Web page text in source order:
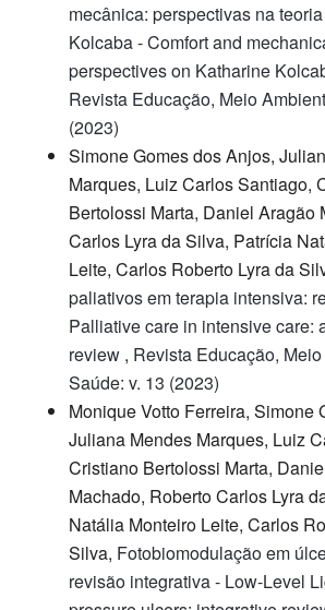
mecânica: perspectivas na
Kolcaba - Comfort and
perspectives on Katharine
Revista Educação, Meio
(2023)
Simone Gomes dos Anjos,
Marques, Luiz Carlos Santiago,
Bertolossi Marta, Daniel Aragão
Carlos Lyra da Silva, Patrícia
Leite, Carlos Roberto Lyra da
paliativos em terapia intensiva:
Palliative care in intensive care:
review , Revista Educação,
Saúde: v. 13 (2023)
Monique Votto Ferreira, Simone
Juliana Mendes Marques, Luiz
Cristiano Bertolossi Marta,
Machado, Roberto Carlos Lyra
Natália Monteiro Leite, Carlos
Silva, Fotobiomodulação em
revisão integrativa - Low-Level